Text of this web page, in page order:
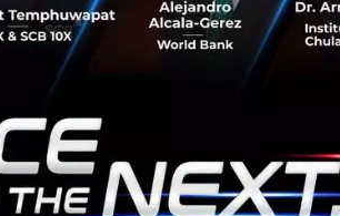
3 เรื่องที่ประเทศไทยต้อง Focus สร้าง
นวัตกรรม–ปฏิรูประบบราชการ เพื่อยก
สามารถประเทศ
นายอนุทิน ชาญวีรกูล นายกรัฐมนตรีและรัฐ
กระทรวงมหาดไทย กล่าวปาฐกถาพิเศษใน
รับมือระเบียบโลกใหม่” ในงาน The